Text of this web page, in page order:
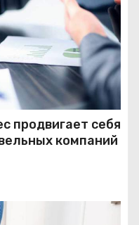
продвигает себя
компаний